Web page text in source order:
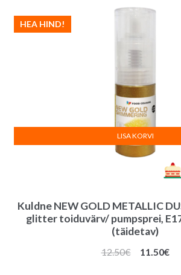
Kuldne NEW GOLD METALLIC
glitter toiduvärv/ pumpsprei,
(täidetav)
HEA HIND!
12.50€
Algne
11.50€
LISA KORVI